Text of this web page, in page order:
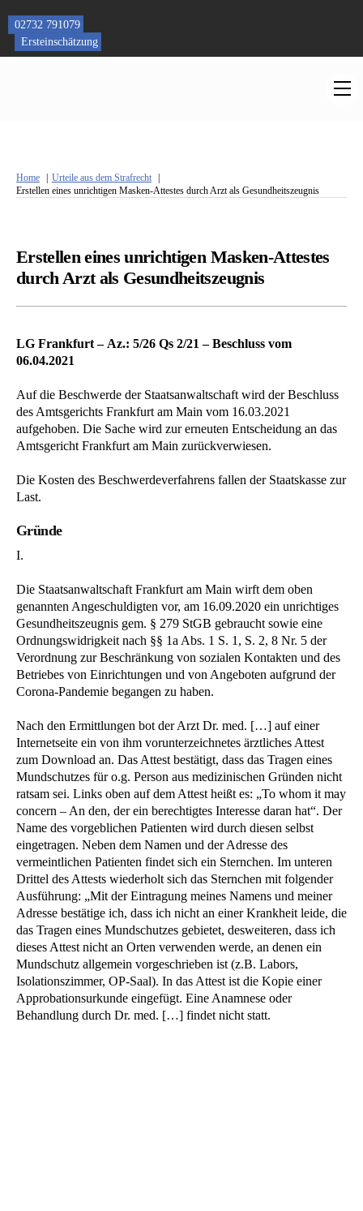
content
02732 791079
Ersteinschätzung
Home
Urteile aus dem Strafrecht
Erstellen eines unrichtigen Masken-Attestes durch Arzt als Gesundheitszeugnis
Erstellen eines unrichtigen Masken-Attestes
durch Arzt als Gesundheitszeugnis
LG Frankfurt – Az.: 5/26 Qs 2/21 – Beschluss vom
06.04.2021
Auf die Beschwerde der Staatsanwaltschaft wird der Beschluss
des Amtsgerichts Frankfurt am Main vom 16.03.2021
aufgehoben. Die Sache wird zur erneuten Entscheidung an das
Amtsgericht Frankfurt am Main zurückverwiesen.
Die Kosten des Beschwerdeverfahrens fallen der Staatskasse zur
Last.
Gründe
I.
Die Staatsanwaltschaft Frankfurt am Main wirft dem oben
genannten Angeschuldigten vor, am 16.09.2020 ein unrichtiges
Gesundheitszeugnis gem. § 279 StGB gebraucht sowie eine
Ordnungswidrigkeit nach §§ 1a Abs. 1 S. 1, S. 2, 8 Nr. 5 der
Verordnung zur Beschränkung von sozialen Kontakten und des
Betriebes von Einrichtungen und von Angeboten aufgrund der
Corona-Pandemie begangen zu haben.
Nach den Ermittlungen bot der Arzt Dr. med. […] auf einer
Internetseite ein von ihm vorunterzeichnetes ärztliches Attest
zum Download an. Das Attest bestätigt, dass das Tragen eines
Mundschutzes für o.g. Person aus medizinischen Gründen nicht
ratsam sei. Links oben auf dem Attest heißt es: „To whom it may
concern – An den, der ein berechtigtes Interesse daran hat“. Der
Name des vorgeblichen Patienten wird durch diesen selbst
eingetragen. Neben dem Namen und der Adresse des
vermeintlichen Patienten findet sich ein Sternchen. Im unteren
Drittel des Attests wiederholt sich das Sternchen mit folgender
Ausführung: „Mit der Eintragung meines Namens und meiner
Adresse bestätige ich, dass ich nicht an einer Krankheit leide, die
das Tragen eines Mundschutzes gebietet, desweiteren, dass ich
dieses Attest nicht an Orten verwenden werde, an denen ein
Mundschutz allgemein vorgeschrieben ist (z.B. Labors,
Isolationszimmer, OP-Saal). In das Attest ist die Kopie einer
Approbationsurkunde eingefügt. Eine Anamnese oder
Behandlung durch Dr. med. […] findet nicht statt.